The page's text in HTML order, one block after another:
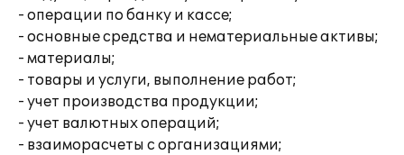
- операции по банку и кассе;
- основные средства и нематериальные активы;
- материалы;
- товары и услуги, выполнение работ;
- учет производства продукции;
- учет валютных операций;
- взаиморасчеты с организациями;